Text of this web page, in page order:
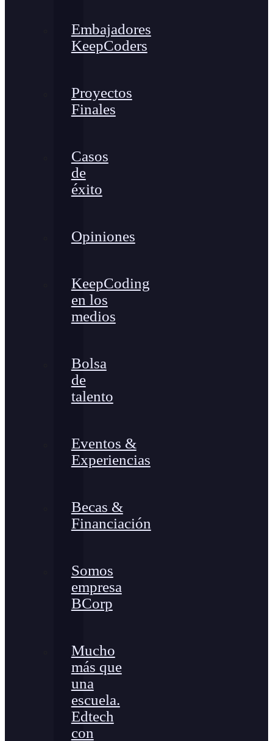
Embajadores
KeepCoders
Proyectos
Finales
Casos
de
éxito
Opiniones
KeepCoding
en los
medios
Bolsa
de
talento
Eventos &
Experiencias
Becas &
Financiación
Somos
empresa
BCorp
Mucho
más que
una
escuela.
Edtech
con